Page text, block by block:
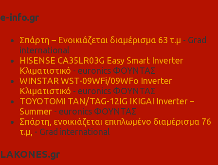
e-info.gr
Σπάρτη – Ενοικιάζεται διαμέρισμα 63 τ.μ - Grad
international
HISENSE CA35LR03G Easy Smart Inverter
Κλιματιστικό - euronics ΦΟΥΝΤΑΣ
WINSTAR WST-09WFi/09WFo Inverter
Κλιματιστικό - euronics ΦΟΥΝΤΑΣ
TOYOTOMI TAN/TAG-12IG IKIGAI Inverter –
Summer - euronics ΦΟΥΝΤΑΣ
Σπάρτη, ενοικιάζεται επιπλωμένο διαμέρισμα 76
τ.μ, - Grad international
LAKONES.gr